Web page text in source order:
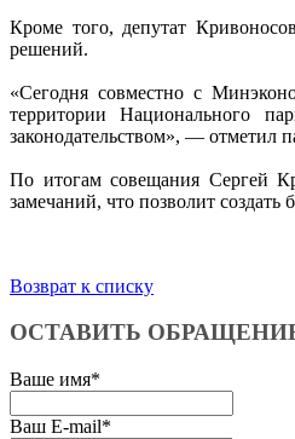
Кроме того, депутат
решений.
«Сегодня совместно с
территории Национального
законодательством», — отметил
По итогам совещания Сергей
замечаний, что позволит
Возврат к списку
ОСТАВИТЬ
Ваше имя*
Ваш E-mail*